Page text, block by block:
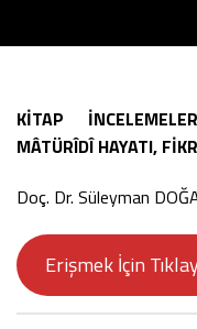
KİTAP
MÂTÜRÎDÎ HAYATI,
Doç. Dr. Süleyman
Erişmek İçin